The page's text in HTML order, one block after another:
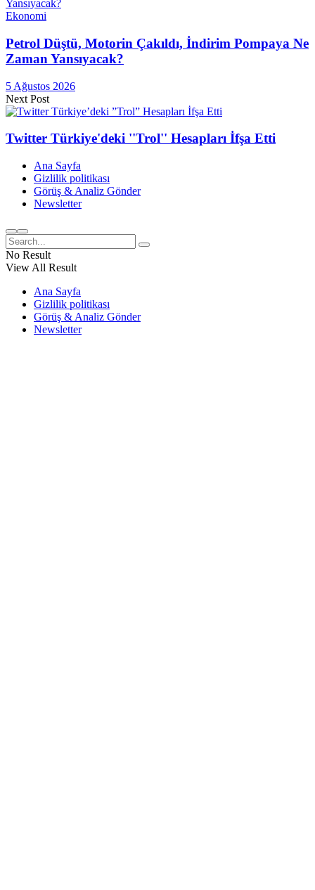
Ekonomi
Petrol Düştü, Motorin Çakıldı, İndirim Pompaya Ne
Zaman Yansıyacak?
5 Ağustos 2026
Next Post
Twitter Türkiye'deki ''Trol'' Hesapları İfşa Etti
Ana Sayfa
Gizlilik politikası
Görüş & Analiz Gönder
Newsletter
No Result
View All Result
Ana Sayfa
Gizlilik politikası
Görüş & Analiz Gönder
Newsletter